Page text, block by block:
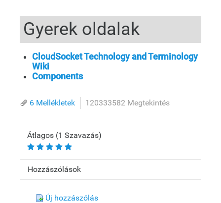
Gyerek oldalak
CloudSocket Technology and Terminology
Wiki
Components
6 Mellékletek 120333582 Megtekintés
Átlagos (1 Szavazás)
Hozzászólások
Új hozzászólás